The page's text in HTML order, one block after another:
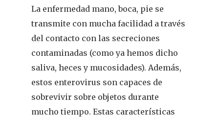
La enfermedad mano, boca, pie se
transmite con mucha facilidad a través
del contacto con las secreciones
contaminadas (como ya hemos dicho
saliva, heces y mucosidades). Además,
estos enterovirus son capaces de
sobrevivir sobre objetos durante
mucho tiempo. Estas características